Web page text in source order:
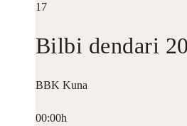
17
Bilbi dendari
BBK Kuna
00:00h